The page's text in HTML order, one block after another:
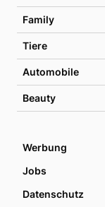
Family
Tiere
Automobile
Beauty
Werbung
Jobs
Datenschutz